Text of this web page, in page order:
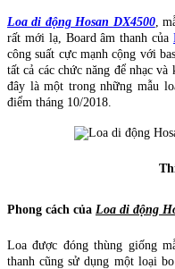
Loa di động Hosan DX4500,
rất mới lạ, Board âm thanh của
công suất cực mạnh cộng với
tất cả các chức năng để nhạc
đây là một trong những mẫu
điểm tháng 10/2018.
Phong cách của Loa di động
Loa được đóng thùng giống
thanh cũng sử dụng một loại